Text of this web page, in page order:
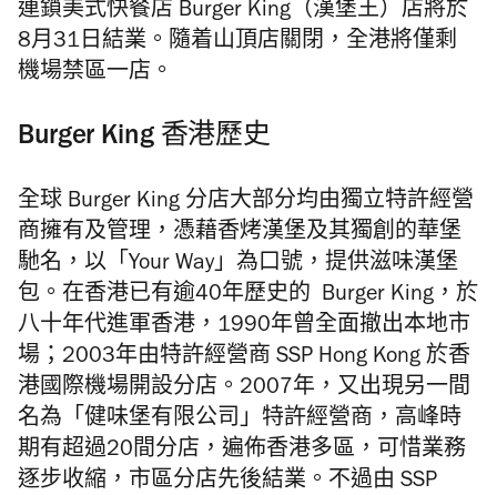
連鎖美式快餐店 Burger King（漢堡王）店將於
8月31日結業。隨着山頂店關閉，全港將僅剩
機場禁區一店。
Burger King 香港歷史
全球 Burger King 分店大部分均由獨立特許經營
商擁有及管理，憑藉香烤漢堡及其獨創的華堡
馳名，以「Your Way」為口號，提供滋味漢堡
包。在香港已有逾40年歷史的 Burger King，於
八十年代進軍香港，1990年曾全面撤出本地市
場；2003年由特許經營商 SSP Hong Kong 於香
港國際機場開設分店。2007年，又出現另一間
名為「健味堡有限公司」特許經營商，高峰時
期有超過20間分店，遍佈香港多區，可惜業務
逐步收縮，市區分店先後結業。不過由 SSP